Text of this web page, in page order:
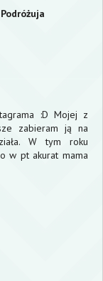
:D Mojej z
zabieram ją na
W tym roku
w pt akurat mama